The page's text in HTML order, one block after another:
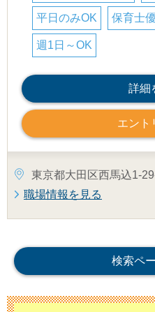
平日のみOK 保育士
週1日～OK
詳細
エント
東京都大田区西馬込1-
職場情報を見る
検索ペ